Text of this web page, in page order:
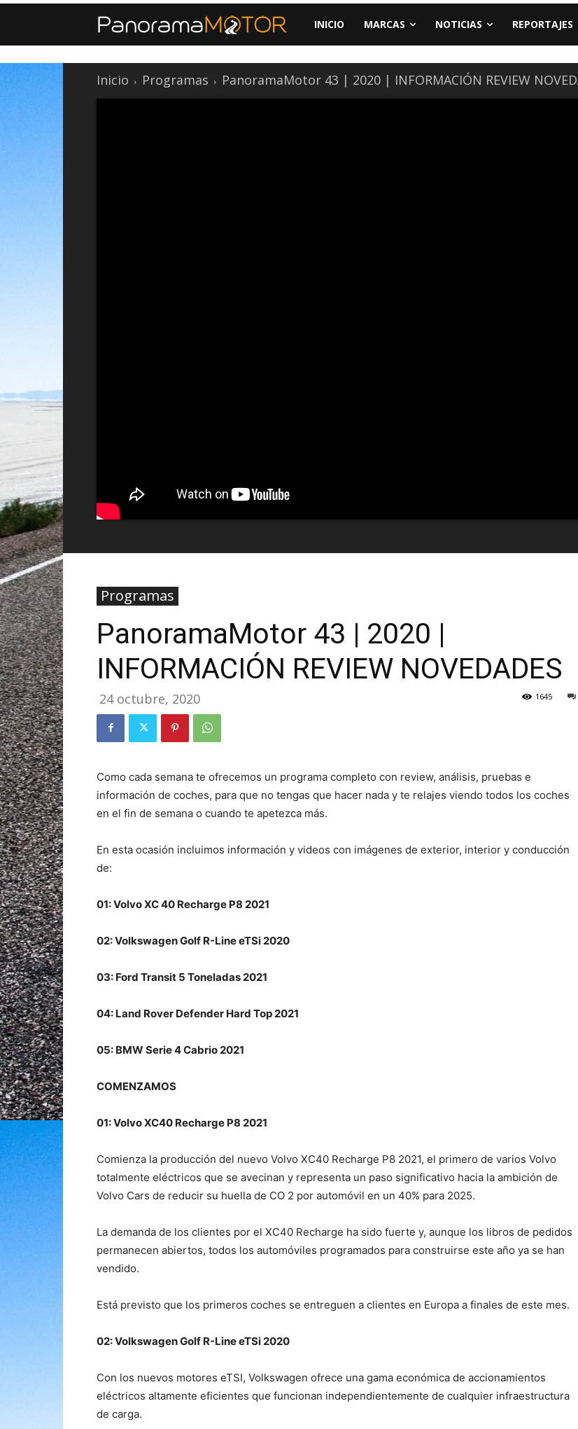
INICIO MARCAS NOTICIAS REPORTAJES
Inicio Programas PanoramaMotor 43 | 2020 | INFORMACIÓN REVIEW
Programas
PanoramaMotor 43 | 2020 |
INFORMACIÓN REVIEW NOVEDADES
24 octubre, 2020 1645
Como cada semana te ofrecemos un programa completo con review, análisis, pruebas e
información de coches, para que no tengas que hacer nada y te relajes viendo todos los coches
en el fin de semana o cuando te apetezca más.
En esta ocasión incluimos información y videos con imágenes de exterior, interior y conducción
de:
01: Volvo XC 40 Recharge P8 2021
02: Volkswagen Golf R-Line eTSi 2020
03: Ford Transit 5 Toneladas 2021
04: Land Rover Defender Hard Top 2021
05: BMW Serie 4 Cabrio 2021
COMENZAMOS
01: Volvo XC40 Recharge P8 2021
Comienza la producción del nuevo Volvo XC40 Recharge P8 2021, el primero de varios Volvo
totalmente eléctricos que se avecinan y representa un paso significativo hacia la ambición de
Volvo Cars de reducir su huella de CO 2 por automóvil en un 40% para 2025.
La demanda de los clientes por el XC40 Recharge ha sido fuerte y, aunque los libros de pedidos
permanecen abiertos, todos los automóviles programados para construirse este año ya se han
vendido.
Está previsto que los primeros coches se entreguen a clientes en Europa a finales de este mes.
02: Volkswagen Golf R-Line eTSi 2020
Con los nuevos motores eTSI, Volkswagen ofrece una gama económica de accionamientos
eléctricos altamente eficientes que funcionan independientemente de cualquier infraestructura
de carga.